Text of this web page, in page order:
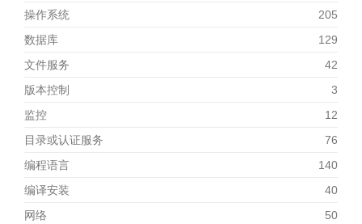
操作系统
205
数据库
129
文件服务
42
版本控制
3
监控
12
目录或认证服务
76
编程语言
140
编译安装
40
网络
50